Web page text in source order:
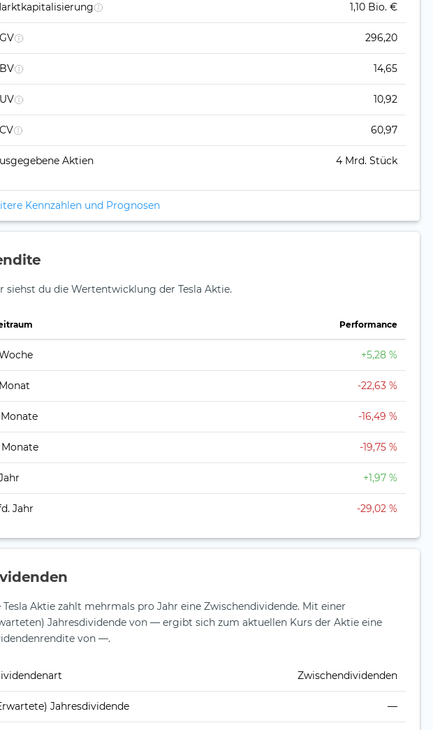
1,10 Bio. €
296,20
14,65
10,92
60,97
Aktien 4 Mrd. Stück
Kennzahlen und Prognosen
siehst du die Wertentwicklung der Tesla Aktie.
Perfor­mance
+5,28 %
-22,63 %
-16,49 %
-19,75 %
+1,97 %
Jahr -29,02 %
Tesla Aktie zahlt mehrmals pro Jahr eine Zwischendividende. Mit einer
Jahresdividende von — ergibt sich zum aktuellen Kurs der Aktie eine
von —.
Zwischendividenden
Jahresdividende —